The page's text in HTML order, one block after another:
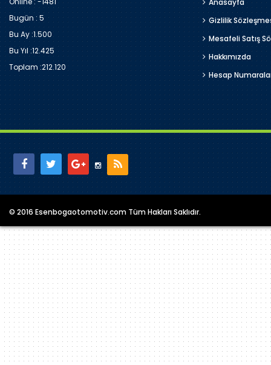
Bugün :5
Bu Ay :1.500
Bu Yıl :12.425
Toplam :212.120
Anasayfa
Gizlilik
Mesafeli Satış
Hakkımızda
Hesap
© 2016 Esenbogaotomotiv.com Tüm Hakları Saklıdır.